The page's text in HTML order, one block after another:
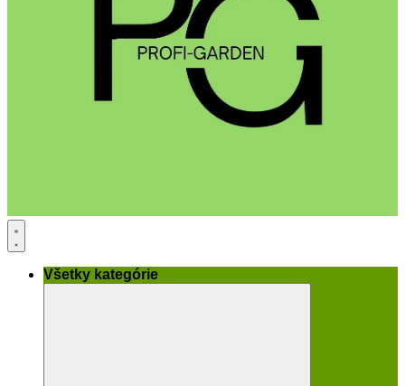
Všetky kategórie